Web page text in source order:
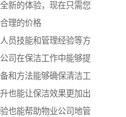
新的体验，现在只需您
理的价格
员技能和管理经验等方
司在保洁工作中能够提
和方法能够确保清洁工
也能让保洁效果更加出
也能帮助物业公司地管